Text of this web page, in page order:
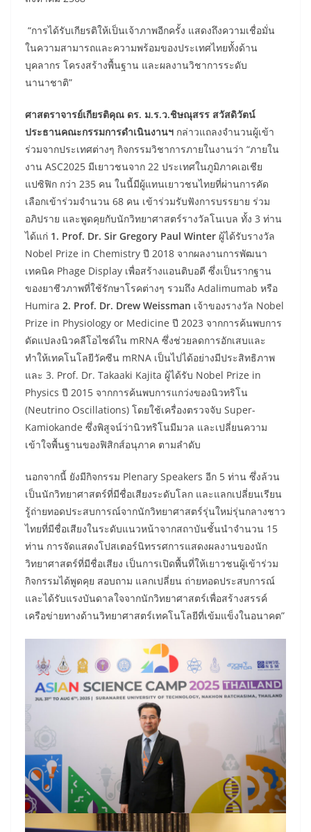
“การได้รับเกียรติให้เป็นเจ้าภาพอีกครั้ง แสดงถึงความเชื่อมั่น
ในความสามารถและความพร้อมของประเทศไทยทั้งด้าน
บุคลากร โครงสร้างพื้นฐาน และผลงานวิชาการระดับ
นานาชาติ”
ศาสตราจารย์เกียรติคุณ ดร. ม.ร.ว.ชิษณุสรร สวัสดิวัตน์
ประธานคณะกรรมการดำเนินงานฯ กล่าวแถลงจำนวนผู้เข้า
ร่วมจากประเทศต่างๆ กิจกรรมวิชาการภายในงานว่า “ภายใน
งาน ASC2025 มีเยาวชนจาก 22 ประเทศในภูมิภาคเอเชีย
แปซิฟิก กว่า 235 คน ในนี้มีผู้แทนเยาวชนไทยที่ผ่านการคัด
เลือกเข้าร่วมจำนวน 68 คน เข้าร่วมรับฟังการบรรยาย ร่วม
อภิปราย และพูดคุยกับนักวิทยาศาสตร์รางวัลโนเบล ทั้ง 3 ท่าน
ได้แก่ 1. Prof. Dr. Sir Gregory Paul Winter ผู้ได้รับรางวัล
Nobel Prize in Chemistry ปี 2018 จากผลงานการพัฒนา
เทคนิค Phage Display เพื่อสร้างแอนติบอดี ซึ่งเป็นรากฐาน
ของยาชีวภาพที่ใช้รักษาโรคต่างๆ รวมถึง Adalimumab หรือ
Humira 2. Prof. Dr. Drew Weissman เจ้าของรางวัล Nobel
Prize in Physiology or Medicine ปี 2023 จากการค้นพบการ
ดัดแปลงนิวคลีโอไซด์ใน mRNA ซึ่งช่วยลดการอักเสบและ
ทำให้เทคโนโลยีวัคซีน mRNA เป็นไปได้อย่างมีประสิทธิภาพ
และ 3. Prof. Dr. Takaaki Kajita ผู้ได้รับ Nobel Prize in
Physics ปี 2015 จากการค้นพบการแกว่งของนิวทริโน
(Neutrino Oscillations) โดยใช้เครื่องตรวจจับ Super-
Kamiokande ซึ่งพิสูจน์ว่านิวทริโนมีมวล และเปลี่ยนความ
เข้าใจพื้นฐานของฟิสิกส์อนุภาค ตามลำดับ
นอกจากนี้ ยังมีกิจกรรม Plenary Speakers อีก 5 ท่าน ซึ่งล้วน
เป็นนักวิทยาศาสตร์ที่มีชื่อเสียงระดับโลก และแลกเปลี่ยนเรียน
รู้ถ่ายทอดประสบการณ์จากนักวิทยาศาสตร์รุ่นใหม่รุ่นกลางชาว
ไทยที่มีชื่อเสียงในระดับแนวหน้าจากสถาบันชั้นนำจำนวน 15
ท่าน การจัดแสดงโปสเตอร์นิทรรศการแสดงผลงานของนัก
วิทยาศาสตร์ที่มีชื่อเสียง เป็นการเปิดพื้นที่ให้เยาวชนผู้เข้าร่วม
กิจกรรมได้พูดคุย สอบถาม แลกเปลี่ยน ถ่ายทอดประสบการณ์
และได้รับแรงบันดาลใจจากนักวิทยาศาสตร์เพื่อสร้างสรรค์
เครือข่ายทางด้านวิทยาศาสตร์เทคโนโลยีที่เข้มแข็งในอนาคต”